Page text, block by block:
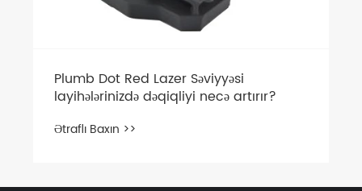
Plumb Dot Red Lazer Səviyyəsi
layihələrinizdə dəqiqliyi necə artırır?
Ətraflı Baxın >>